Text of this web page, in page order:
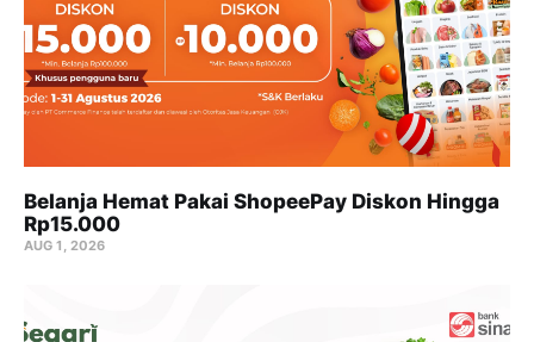
Belanja Hemat Pakai ShopeePay Diskon Hingga
Rp15.000
AUG 1, 2026